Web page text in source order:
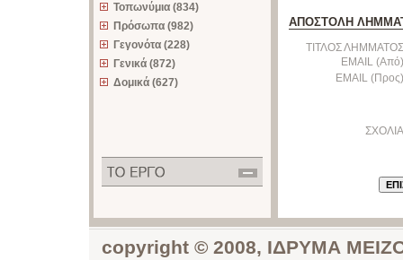
Τοπωνύμια (834)
Πρόσωπα (982)
Γεγονότα (228)
Γενικά (872)
Δομικά (627)
ΑΠΟΣΤΟΛΗ
ΤΙΤΛΟΣ
EMAIL
EMAIL
copyright © 2008, ΙΔΡΥΜΑ